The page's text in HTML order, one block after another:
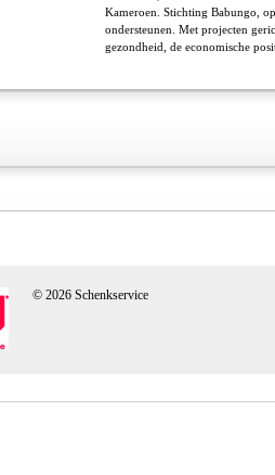
Kameroen. Stichting Babungo,
ondersteunen. Met projecten
gezondheid, de economische
© 2026 Schenkservice